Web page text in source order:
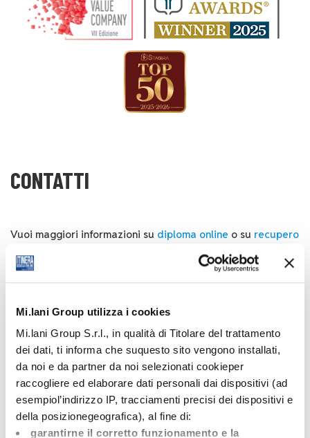
Mi.lani Group utilizza i cookies
Mi.lani Group S.r.l., in qualità di Titolare del trattamento
dei dati, ti informa che suquesto sito vengono installati,
da noi e da partner da noi selezionati cookieper
raccogliere ed elaborare dati personali dai dispositivi (ad
esempiol’indirizzo IP, tracciamenti precisi dei dispositivi e
della posizionegeografica), al fine di:
garantirne il corretto funzionamento e la
CONTATTI
Vuoi maggiori informazioni su diploma online o su recupero
Chiamaci, scrivici o vienici a trovare, siamo a tua
disposizione dalle 8.30 alle 19, orario continuato.
Per sottoporre la tua candidatura ti invitiamo a inviare il
CV tramite il formLAVORA CON NOI.
Via Mario Angeloni 57, Perugia
Segreteria didattica